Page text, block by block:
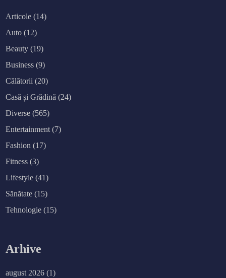
Articole (14)
Auto (12)
Beauty (19)
Business (9)
Călătorii (20)
Casă și Grădină (24)
Diverse (565)
Entertainment (7)
Fashion (17)
Fitness (3)
Lifestyle (41)
Sănătate (15)
Tehnologie (15)
Arhive
august 2026 (1)